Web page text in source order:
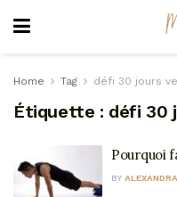
Home Tag défi 30 jours
Étiquette : défi 30
Pourquoi
BY